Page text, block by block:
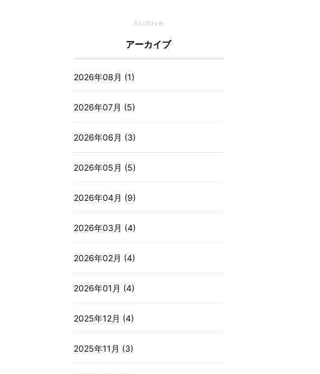
Archive
アーカイブ
2026年08月 (1)
2026年07月 (5)
2026年06月 (3)
2026年05月 (5)
2026年04月 (9)
2026年03月 (4)
2026年02月 (4)
2026年01月 (4)
2025年12月 (4)
2025年11月 (3)